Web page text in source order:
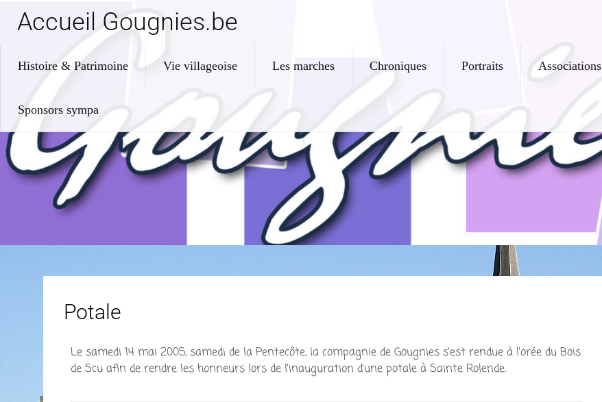
Accueil Gougnies.be
Histoire & Patrimoine Vie villageoise Les marches Chroniques Portraits Associations
Sponsors sympa
Potale
Le samedi 14 mai 2005, samedi de la Pentecôte, la compagnie de Gougnies s’est rendue à l’orée du Bois
de Scu afin de rendre les honneurs lors de l’inauguration d’une potale à Sainte Rolende.